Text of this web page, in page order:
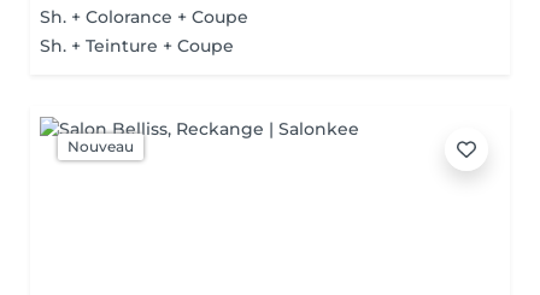
Sh. + Colorance + Coupe
Sh. + Teinture + Coupe
Nouveau